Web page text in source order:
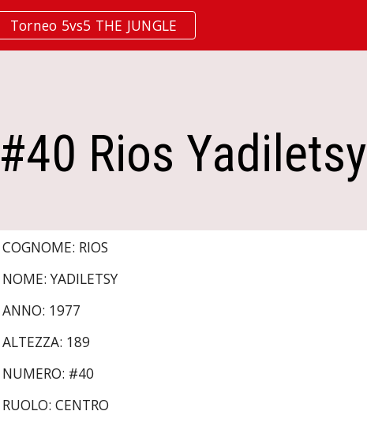
Torneo 5vs5 THE JUNGLE
#40 Rios Yadiletsy
COGNOME: RIOS
NOME: YADILETSY
ANNO: 1977
ALTEZZA: 189
NUMERO: #40
RUOLO: CENTRO